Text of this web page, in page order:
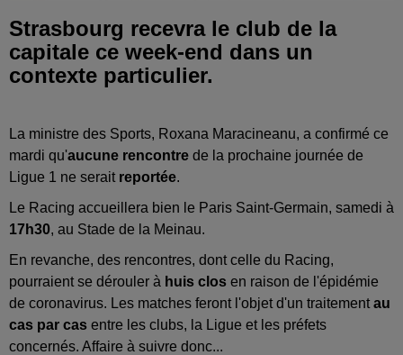
Strasbourg recevra le club de la
capitale ce week-end dans un
contexte particulier.
La ministre des Sports, Roxana Maracineanu, a confirmé ce
mardi qu'aucune rencontre de la prochaine journée de
Ligue 1 ne serait reportée.
Le Racing accueillera bien le Paris Saint-Germain, samedi à
17h30, au Stade de la Meinau.
En revanche, des rencontres, dont celle du Racing,
pourraient se dérouler à huis clos en raison de l'épidémie
de coronavirus. Les matches feront l'objet d'un traitementau
cas par cas entre les clubs, la Ligue et les préfets
concernés. Affaire à suivre donc...